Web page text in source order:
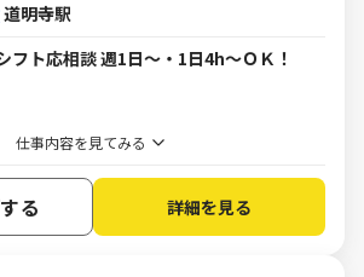
道明寺駅
フト応相談 週1日～・1日4h～ＯＫ！
仕事内容を見てみる
る 詳細を見る